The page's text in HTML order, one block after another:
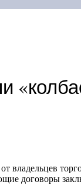
владельцев
договоры